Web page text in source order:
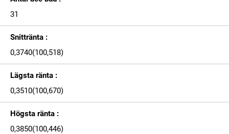
31
Snittränta :
0,3740(100,518)
Lägsta ränta :
0,3510(100,670)
Högsta ränta :
0,3850(100,446)